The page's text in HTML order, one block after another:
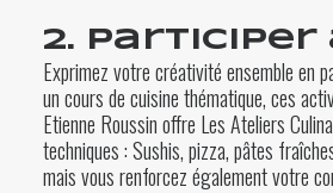
2.
Exprimez votre créativité ensemble en
un cours de cuisine thématique, ces
Etienne Roussin offre Les Ateliers
techniques : Sushis, pizza, pâtes
mais vous renforcez également votre